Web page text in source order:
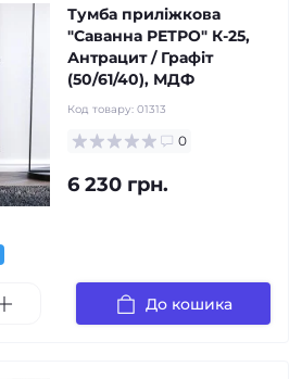
Тумба приліжкова
"Саванна РЕТРО" К-25,
Антрацит / Графіт
(50/61/40), МДФ
Код товару: 01313
0
6 230 грн.
До кошика